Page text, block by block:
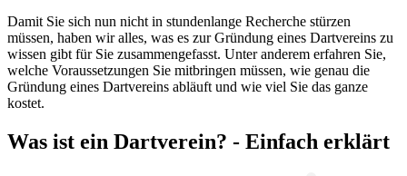
Damit Sie sich nun nicht in stundenlange Recherche stürzen
müssen, haben wir alles, was es zur Gründung eines Dartvereins zu
wissen gibt für Sie zusammengefasst. Unter anderem erfahren Sie,
welche Voraussetzungen Sie mitbringen müssen, wie genau die
Gründung eines Dartvereins abläuft und wie viel Sie das ganze
kostet.
Was ist ein Dartverein? - Einfach erklärt